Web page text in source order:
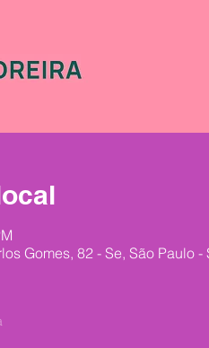
Gomes, 82 - Se, São Paulo -